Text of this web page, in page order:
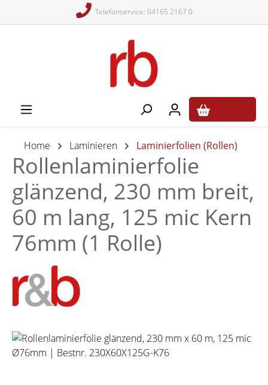
Telefonservice: 04165 2167 0
Home Laminieren Laminierfolien (Rollen)
Rollenlaminierfolie
glänzend, 230 mm breit,
60 m lang, 125 mic Kern
76mm (1 Rolle)
Bildergalerie überspringen